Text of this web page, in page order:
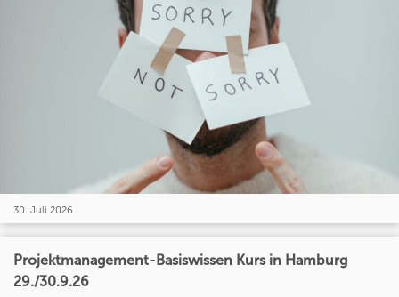
30. Juli 2026
Projektmanagement-Basiswissen Kurs in Hamburg
29./30.9.26